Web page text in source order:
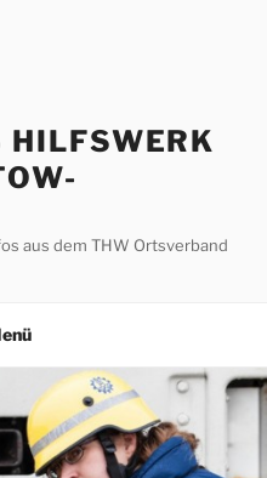
HILFSWERK
aus dem THW Ortsverband